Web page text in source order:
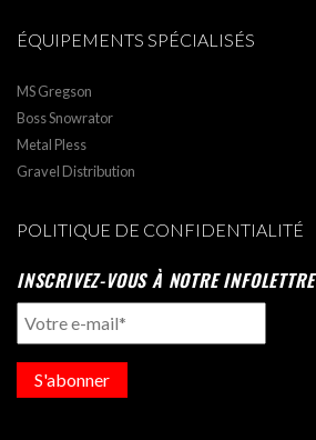
ÉQUIPEMENTS SPÉCIALISÉS
MS Gregson
Boss Snowrator
Metal Pless
Gravel Distribution
POLITIQUE DE CONFIDENTIALITÉ
INSCRIVEZ-VOUS À NOTRE INFOLETTRE
S'abonner